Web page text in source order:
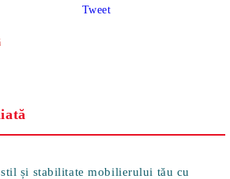
Tweet
și stabilitate mobilierului tău cu